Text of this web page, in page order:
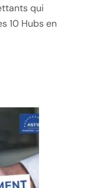
qui
10 Hubs en